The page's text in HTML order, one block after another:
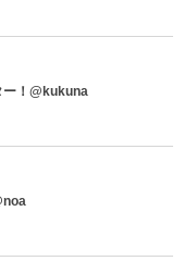
ー！@kukuna